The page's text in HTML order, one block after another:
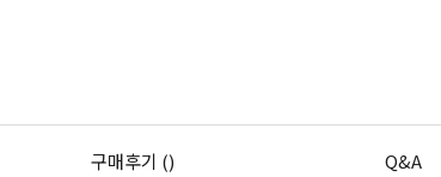
구매후기 () Q&A